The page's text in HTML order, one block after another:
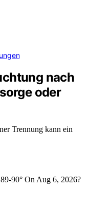
nach
oder
Trennung kann ein